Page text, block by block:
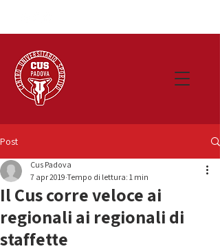
Post
Il Cus corre veloce ai
regionali ai regionali di
staffette
Cus Padova
7 apr 2019 Tempo di lettura: 1 min